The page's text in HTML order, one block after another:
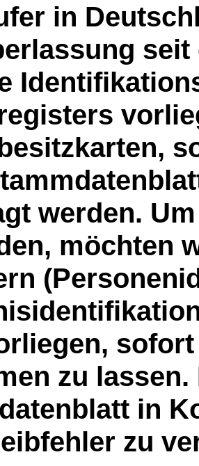
in
werden.
möchten
zu
in
zu